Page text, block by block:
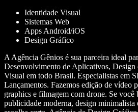
Identidade Visual
Sistemas Web
Apps Android/iOS
Design Gráfico
A Agência Gênios é sua parceira ideal
Desenvolvimento de Aplicativos, Design
Visual em todo Brasil. Especialistas em
Lançamentos. Fazemos edição de vídeo
graphics e filmagem com drone. Se você
publicidade moderna, design minimalista